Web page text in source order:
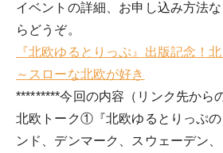
イベントの詳細、お申し込み方法
らどうぞ。
『北欧ゆるとりっぷ』出版記念！
～スローな北欧が好き
*********今回の内容（リンク先から
北欧トーク①『北欧ゆるとりっぷ
ンド、デンマーク、スウェーデン